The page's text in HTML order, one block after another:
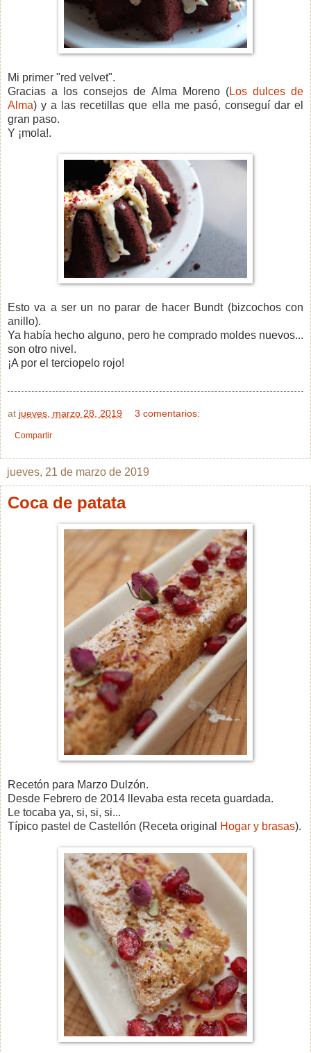
Mi primer "red velvet".
Gracias a los consejos de Alma Moreno (Los dulces de
Alma) y a las recetillas que ella me pasó, conseguí dar el
gran paso.
Y ¡mola!.
Esto va a ser un no parar de hacer Bundt (bizcochos con
anillo).
Ya había hecho alguno, pero he comprado moldes nuevos...
son otro nivel.
¡A por el terciopelo rojo!
at jueves, marzo 28, 2019 3 comentarios:
Compartir
jueves, 21 de marzo de 2019
Coca de patata
Recetón para Marzo Dulzón.
Desde Febrero de 2014 llevaba esta receta guardada.
Le tocaba ya, si, si, si...
Típico pastel de Castellón (Receta original
Hogar y brasas).